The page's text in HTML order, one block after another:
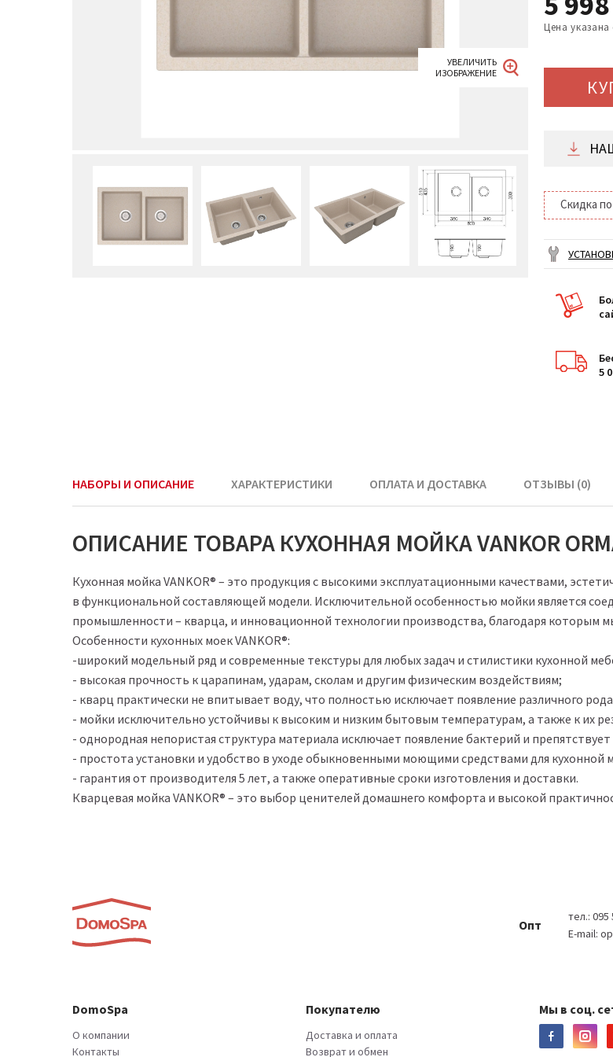
Цена
Скидка
5
НАБОРЫ И ОПИСАНИЕ ХАРАКТЕРИСТИКИ ОПЛАТА И ДОСТАВКА ОТЗЫВЫ (0)
ОПИСАНИЕ ТОВАРА КУХОННАЯ МОЙКА VANKOR
Кухонная мойка VANKOR® – это продукция с высокими эксплуатационными качествами,
в функциональной составляющей модели. Исключительной особенностью мойки является
промышленности – кварца, и инновационной технологии производства, благодаря которым
Особенности кухонных моек VANKOR®:
-широкий модельный ряд и современные текстуры для любых задач и стилистики кухонной
- высокая прочность к царапинам, ударам, сколам и другим физическим воздействиям;
- кварц практически не впитывает воду, что полностью исключает появление различного
- мойки исключительно устойчивы к высоким и низким бытовым температурам, а также к их
- однородная непористая структура материала исключает появление бактерий и
- простота установки и удобство в уходе обыкновенными моющими средствами для кухонной
- гарантия от производителя 5 лет, а также оперативные сроки изготовления и доставки.
Кварцевая мойка VANKOR® – это выбор ценителей домашнего комфорта и высокой
Опт
тел.: 095
E-mail:
DomoSpa
О компании
Контакты
Покупателю
Доставка и оплата
Возврат и обмен
Мы в соц.